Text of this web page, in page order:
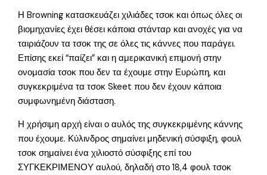
Η Browning κατασκευάζει χιλιάδες τσοκ και όπως όλες οι
βιομηχανίες έχει θέσει κάποια στάνταρ και ανοχές για να
ταιριάζουν τα τσοκ της σε όλες τις κάννες που παράγει.
Επίσης εκεί “παίζει” και η αμερικανική επιμονή στην
ονομασία τσοκ που δεν τα έχουμε στην Ευρώπη, και
συγκεκριμένα τα τσοκ Skeet που δεν έχουν κάποια
συμφωνημένη διάσταση.
Η χρήσιμη αρχή είναι ο αυλός της συγκεκριμένης κάννης
που έχουμε. Κύλινδρος σημαίνει μηδενική σύσφιξη, φουλ
τσοκ σημαίνει ένα χιλιοστό σύσφιξης επί του
ΣΥΓΚΕΚΡΙΜΕΝΟΥ αυλού, δηλαδή στο 18,4 φουλ τσοκ